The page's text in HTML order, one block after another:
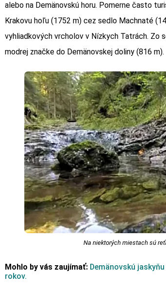
alebo na Demänovskú horu. Pomerne často
Krakovu hoľu (1752 m) cez sedlo Machnaté
vyhliadkových vrcholov v Nízkych Tatrách. Zo
modrej značke do Demänovskej doliny (816 m).
Na niektorých miestach sú
Mohlo by vás zaujímať: Demänovskú
rokov.